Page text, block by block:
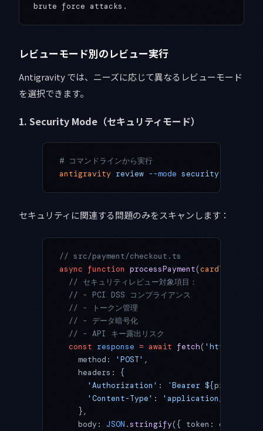
レビューモード別のレビュー実行
Antigravity では、ニーズに応じて異なるレビューモード
を選択できます。
1. Security Mode（セキュリティモード）
# コマンドラインから実行
antigravity review --mode security
セキュリティに関連する問題のみをスキャンします：
// src/payment/checkout.ts
async function processPayment(cardToken
  // セキュリティレビュー対象項目：
  // - PCI DSS コンプライアンス
  // - トークン管理
  // - データ暗号化
  // - API キー露出リスク
  const
response = await fetch( 'https://
    method:
'POST' ,
    headers: {
      'Authorization'
: `Bearer ${process
      'Content-Type'
:
'application/json'
    },
    body:
JSON .stringify({ token: